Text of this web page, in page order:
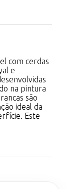
com cerdas
e
na pintura
são
ideal da
Este